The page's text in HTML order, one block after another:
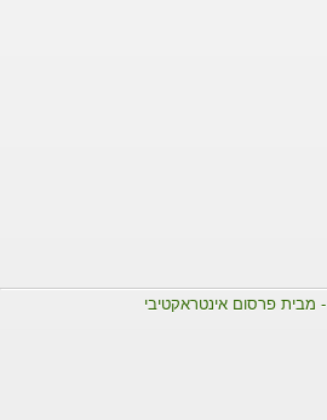
- מבית פרסום אינטראקטיבי